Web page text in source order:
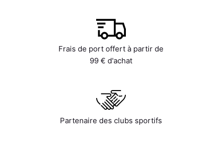
Frais de port offert à partir de
99 € d'achat
Partenaire des clubs sportifs